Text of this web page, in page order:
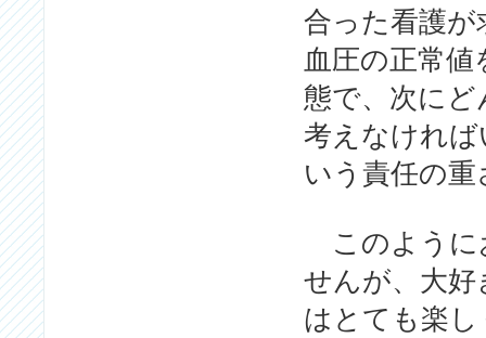
合った看護
血圧の正常
態で、次に
考えなけれ
いう責任の
このように
せんが、大
はとても楽